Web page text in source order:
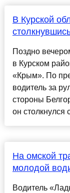
В Курской
Поздно
в Курском
«Крым». По
водитель за
стороны
он столкнулся
На омской
молодой
Водитель